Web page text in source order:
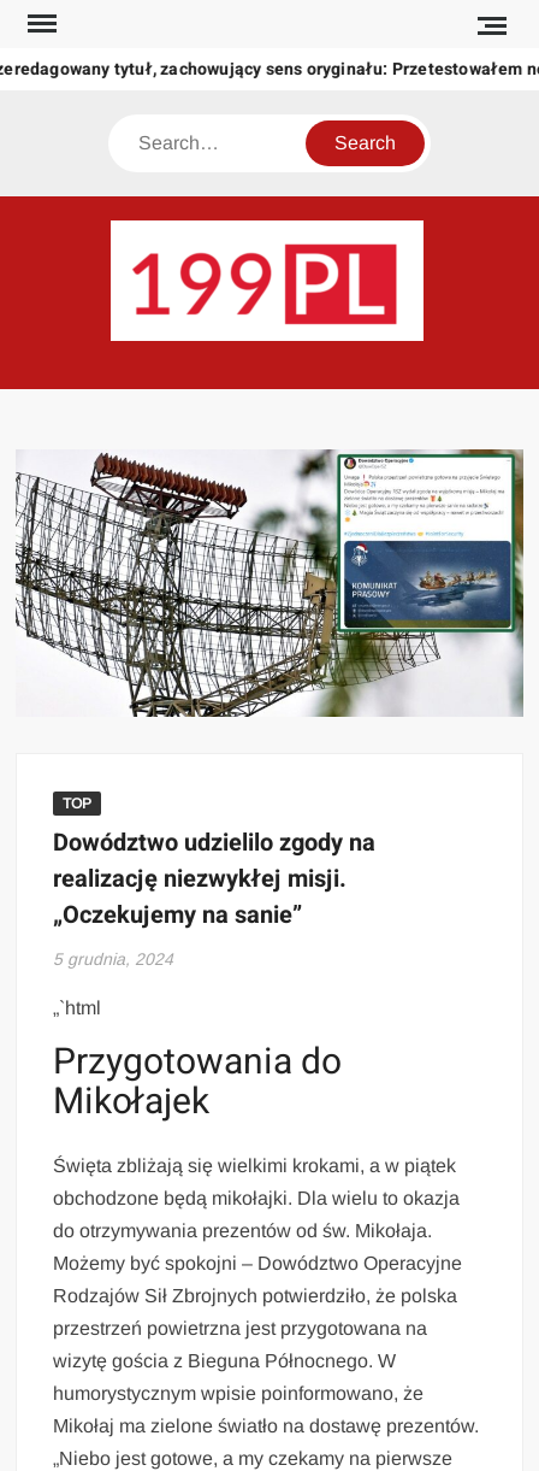
Skip
content
tytuł, zachowujący sens oryginału: Przetestowałem
Search
świat
TOP
Dowództwo udzielilo zgody na
realizację niezwykłej misji.
„Oczekujemy na sanie”
5 grudnia, 2024
„`html
Przygotowania do
Mikołajek
Święta zbliżają się wielkimi krokami, a w piątek
obchodzone będą mikołajki. Dla wielu to okazja
do otrzymywania prezentów od św. Mikołaja.
Możemy być spokojni – Dowództwo Operacyjne
Rodzajów Sił Zbrojnych potwierdziło, że polska
przestrzeń powietrzna jest przygotowana na
wizytę gościa z Bieguna Północnego. W
humorystycznym wpisie poinformowano, że
Mikołaj ma zielone światło na dostawę prezentów.
„Niebo jest gotowe, a my czekamy na pierwsze